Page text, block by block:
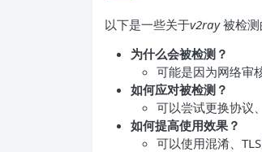
以下是一些关于v2ray被检测
为什么会被检测？
可能是因为网络审
如何应对被检测？
可以尝试更换协议
如何提高使用效果？
可以使用混淆、